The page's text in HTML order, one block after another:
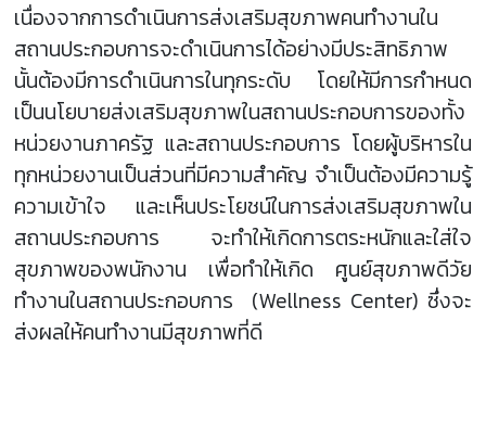
เนื่องจากการดำเนินการส่งเสริมสุขภาพคนทำงานใน
สถานประกอบการจะดำเนินการได้อย่างมีประสิทธิภาพ
นั้นต้องมีการดำเนินการในทุกระดับ โดยให้มีการกำหนด
เป็นนโยบายส่งเสริมสุขภาพในสถานประกอบการของทั้ง
หน่วยงานภาครัฐ และสถานประกอบการ โดยผู้บริหารใน
ทุกหน่วยงานเป็นส่วนที่มีความสำคัญ จำเป็นต้องมีความรู้
ความเข้าใจ และเห็นประโยชน์ในการส่งเสริมสุขภาพใน
สถานประกอบการ จะทำให้เกิดการตระหนักและใส่ใจ
สุขภาพของพนักงาน เพื่อทำให้เกิด ศูนย์สุขภาพดีวัย
ทำงานในสถานประกอบการ (Wellness Center) ซึ่งจะ
ส่งผลให้คนทำงานมีสุขภาพที่ดี